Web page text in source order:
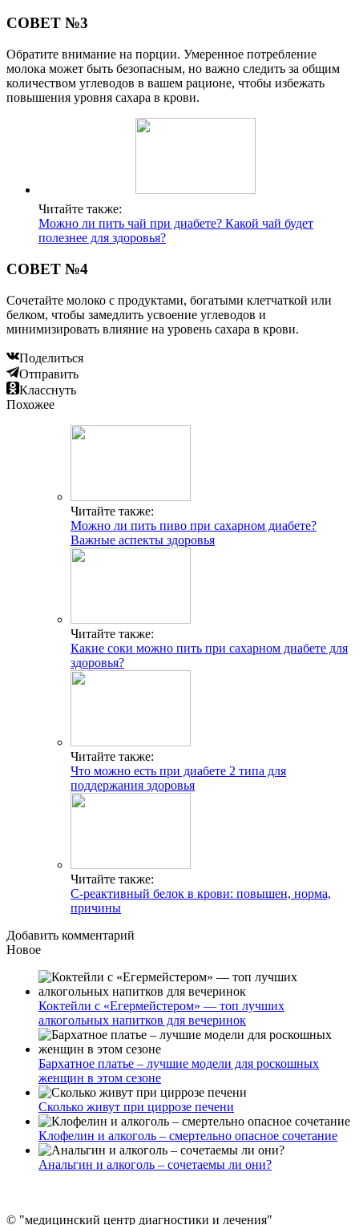
СОВЕТ №3
Обратите внимание на порции. Умеренное потребление
молока может быть безопасным, но важно следить за общим
количеством углеводов в вашем рационе, чтобы избежать
повышения уровня сахара в крови.
Читайте также:
Можно ли пить чай при диабете? Какой чай будет
полезнее для здоровья?
СОВЕТ №4
Сочетайте молоко с продуктами, богатыми клетчаткой или
белком, чтобы замедлить усвоение углеводов и
минимизировать влияние на уровень сахара в крови.
Поделиться
Отправить
Класснуть
Похожее
Читайте также:
Можно ли пить пиво при сахарном диабете?
Важные аспекты здоровья
Читайте также:
Какие соки можно пить при сахарном диабете для
здоровья?
Читайте также:
Что можно есть при диабете 2 типа для
поддержания здоровья
Читайте также:
С-реактивный белок в крови: повышен, норма,
причины
Добавить комментарий
Новое
Коктейли с «Егермейстером» — топ лучших
алкогольных напитков для вечеринок
Бархатное платье – лучшие модели для роскошных
женщин в этом сезоне
Сколько живут при циррозе печени
Клофелин и алкоголь – смертельно опасное сочетание
Анальгин и алкоголь – сочетаемы ли они?
© "медицинский центр диагностики и лечения"